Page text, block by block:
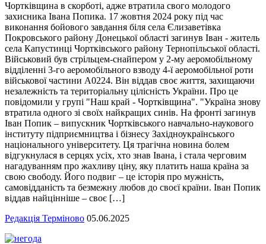
Чортківщина в скорботі, адже втратила свого молодого
захисника Івана Попика. 17 жовтня 2024 року під час
виконання бойового завдання біля села Єлизаветівка
Покровського району Донецької області загинув Іван - житель
села Капустинці Чортківського району Тернопільської області.
Військовий був стрільцем-снайпером у 2-му аеромобільному
відділенні 3-го аеромобільного взводу 4-ї аеромобільної роти
військової частини А0224. Він віддав своє життя, захищаючи
незалежність та територіальну цілісність України. Про це
повідомили у групі "Наш край - Чортківщина". "Україна знову
втратила одного зі своїх найкращих синів. На фронті загинув
Іван Попик – випускник Чортківського навчально-наукового
інституту підприємництва і бізнесу Західноукраїнського
національного університету. Ця трагічна новина болем
відгукнулася в серцях усіх, хто знав Івана, і стала черговим
нагадуванням про жахливу ціну, яку платить наша країна за
свою свободу. Його подвиг – це історія про мужність,
самовідданість та безмежну любов до своєї країни. Іван Попик
віддав найцінніше – своє […]
Редакція Терміново 05.06.2025